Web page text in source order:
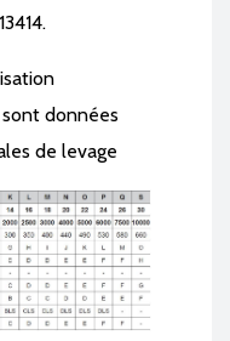
données
de levage